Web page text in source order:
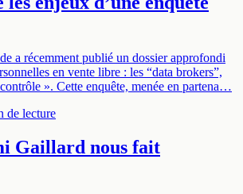
a récemment publié un dossier approfondi
en vente libre : les “data brokers”,
». Cette enquête, menée en partena…
de lecture
Gaillard nous fait